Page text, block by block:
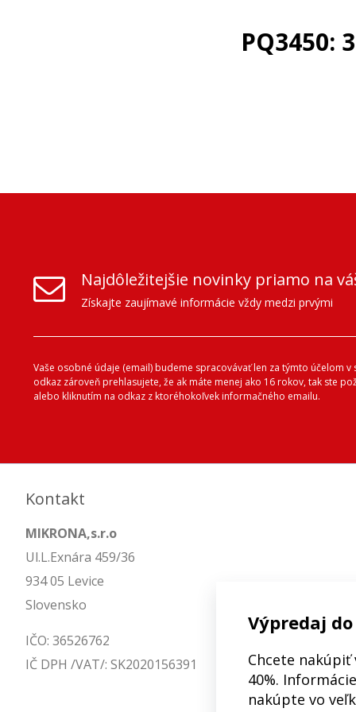
PQ3450:
Najdôležitejšie novinky priamo na
Získajte zaujímavé informácie vždy medzi prvými
Vaše osobné údaje (email) budeme spracovávať len za týmto účelom
odkaz zároveň prehlasujete, že ak máte menej ako 16 rokov, tak ste
alebo kliknutím na odkaz z ktoréhokoľvek informačného emailu.
Kontakt
MIKRONA,s.r.o
Ul.L.Exnára 459/36
934 05 Levice
Slovensko
IČO: 36526762
IČ DPH /VAT/: SK2020156391
Výpredaj
Chcete nakúpiť
40%.
nakúpte vo